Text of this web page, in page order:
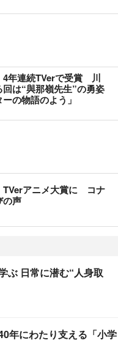
4年連続TVerで受賞 川
は“與那嶺先生”の勇姿
の物語のよう」
TVerアニメ大賞に コナ
の声
ぶ 日常に潜む“人身取
年にわたり支える「小学